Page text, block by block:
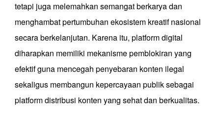
tetapi juga melemahkan semangat berkarya dan
menghambat pertumbuhan ekosistem kreatif nasional
secara berkelanjutan. Karena itu, platform digital
diharapkan memiliki mekanisme pemblokiran yang
efektif guna mencegah penyebaran konten ilegal
sekaligus membangun kepercayaan publik sebagai
platform distribusi konten yang sehat dan berkualitas.